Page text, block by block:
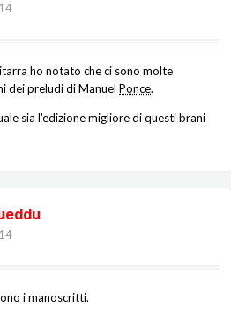
ho notato che ci sono molte
dei preludi di Manuel Ponce.
sia l'edizione migliore di questi brani
i manoscritti.